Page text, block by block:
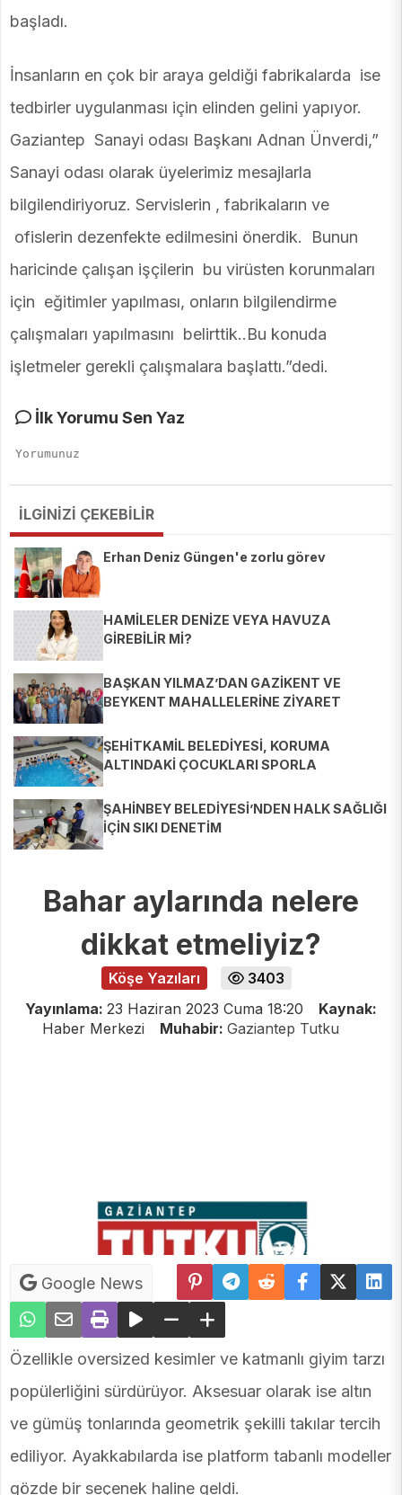
başladı.
İnsanların en çok bir araya geldiği fabrikalarda ise
tedbirler uygulanması için elinden gelini yapıyor.
Gaziantep Sanayi odası Başkanı Adnan Ünverdi,”
Sanayi odası olarak üyelerimiz mesajlarla
bilgilendiriyoruz. Servislerin , fabrikaların ve
ofislerin dezenfekte edilmesini önerdik. Bunun
haricinde çalışan işçilerin bu virüsten korunmaları
için eğitimler yapılması, onların bilgilendirme
çalışmaları yapılmasını belirttik..Bu konuda
işletmeler gerekli çalışmalara başlattı.”dedi.
İlk Yorumu Sen Yaz
İLGİNİZİ ÇEKEBİLİR
Erhan Deniz Güngen'e zorlu görev
HAMİLELER DENİZE VEYA HAVUZA
GİREBİLİR Mİ?
BAŞKAN YILMAZ’DAN GAZİKENT VE
BEYKENT MAHALLELERİNE ZİYARET
ŞEHİTKAMİL BELEDİYESİ, KORUMA
ALTINDAKİ ÇOCUKLARI SPORLA
ŞAHİNBEY BELEDİYESİ’NDEN HALK SAĞLIĞI
İÇİN SIKI DENETİM
Bahar aylarında nelere
dikkat etmeliyiz?
Köşe Yazıları
3403
Yayınlama: 23 Haziran 2023 Cuma 18:20
Kaynak:
Haber Merkezi
Muhabir: Gaziantep Tutku
Google News
Özellikle oversized kesimler ve katmanlı giyim tarzı
popülerliğini sürdürüyor. Aksesuar olarak ise altın
ve gümüş tonlarında geometrik şekilli takılar tercih
ediliyor. Ayakkabılarda ise platform tabanlı modeller
gözde bir seçenek haline geldi.